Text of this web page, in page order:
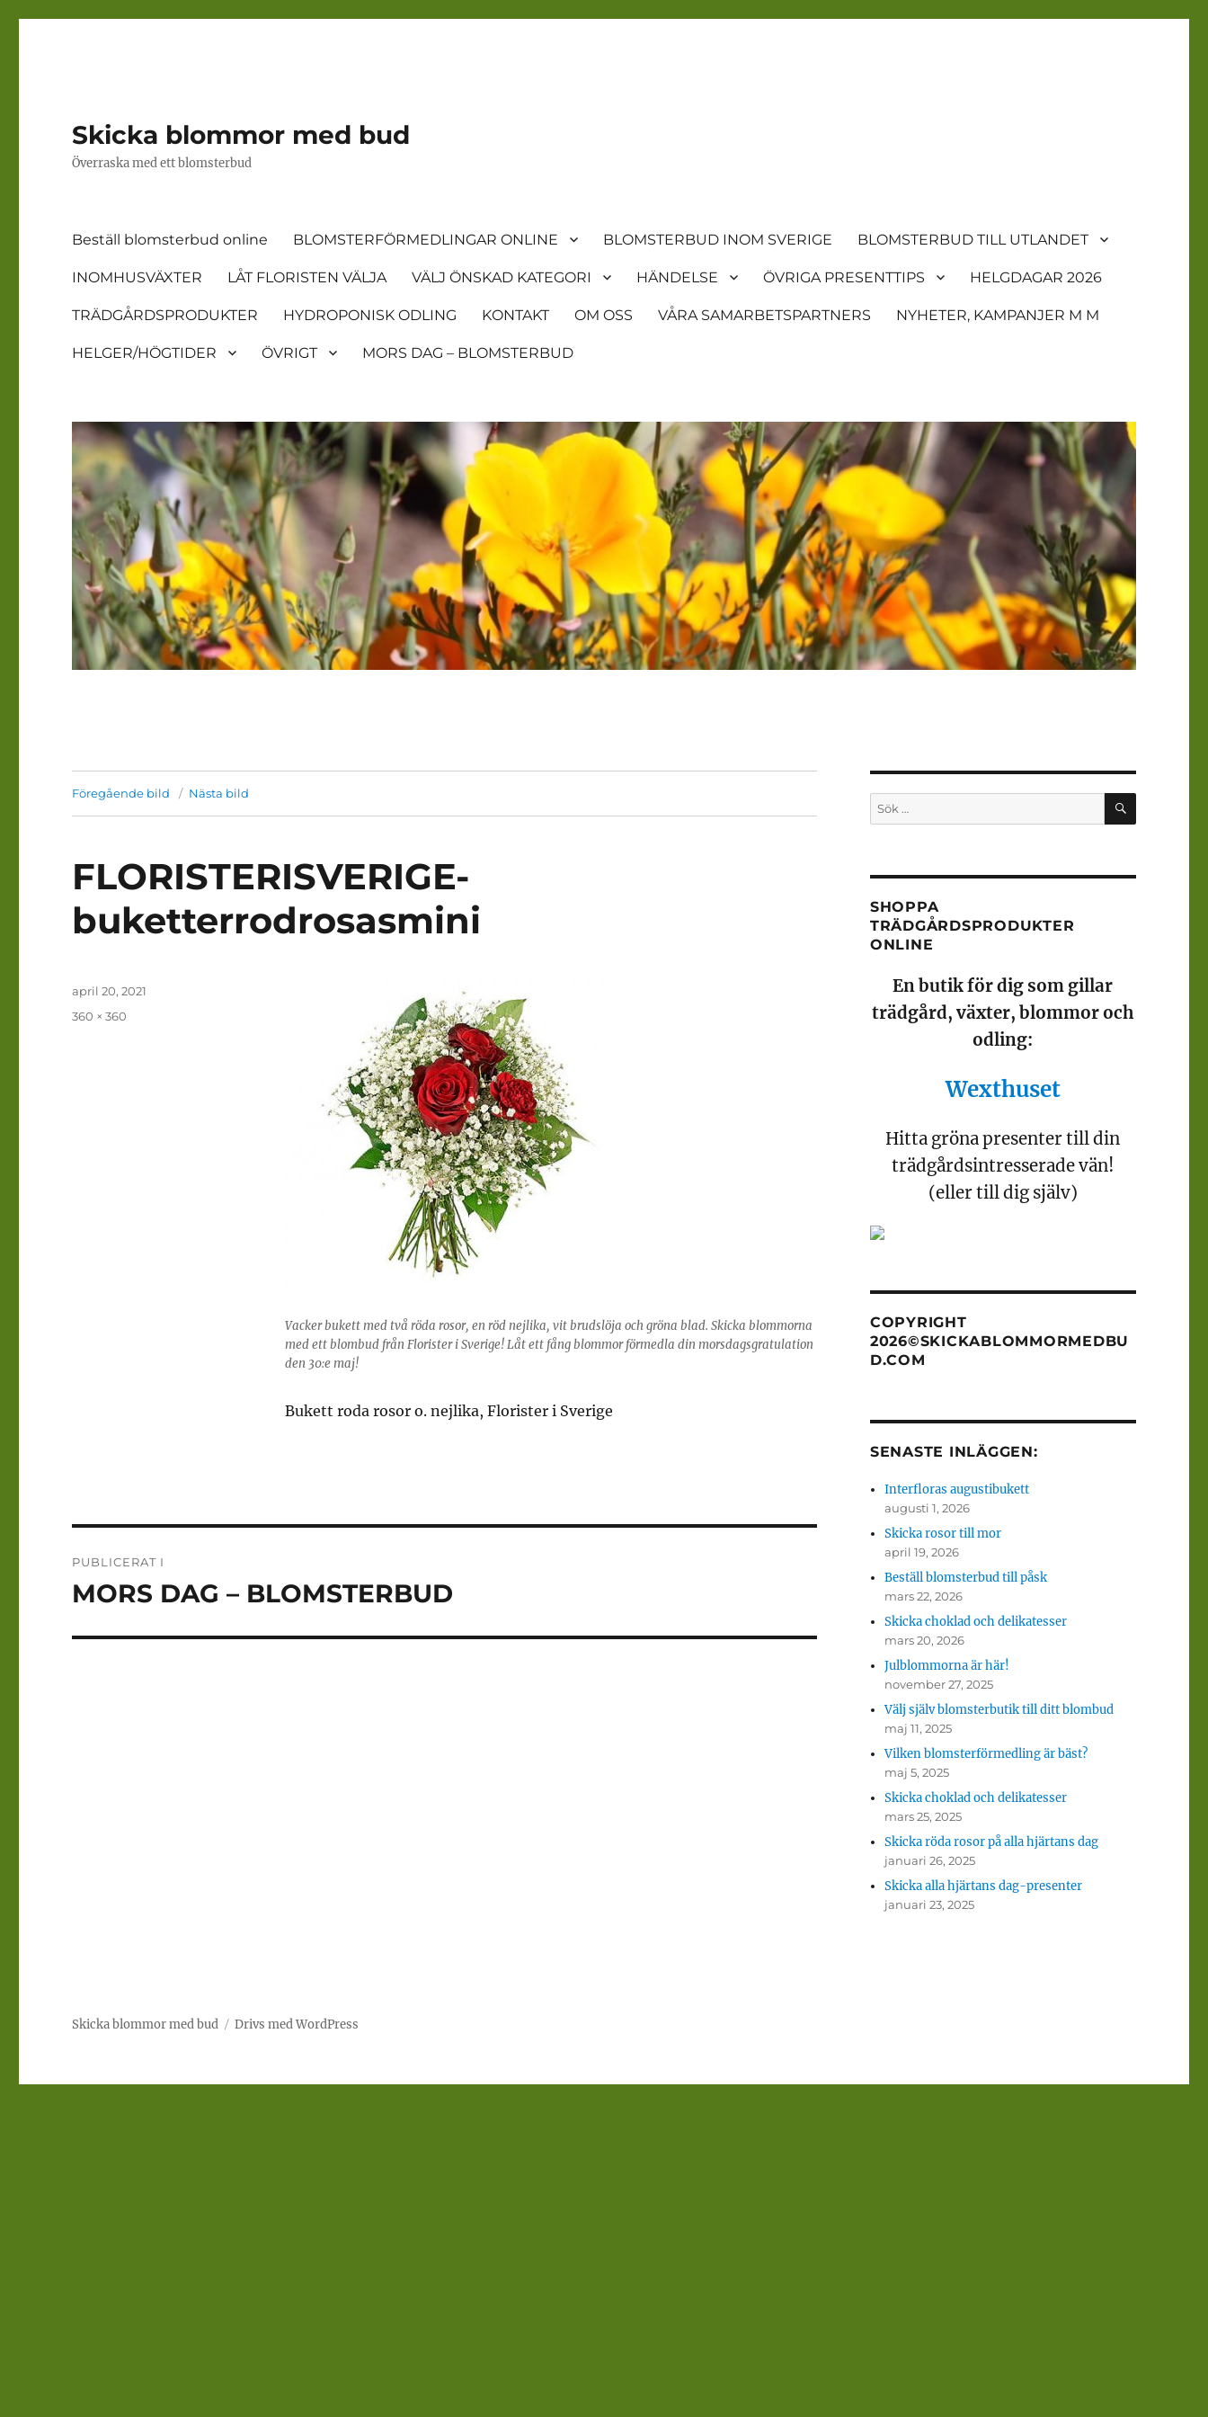
Skicka blommor med bud
Överraska med ett blomsterbud
Beställ blomsterbud online BLOMSTERFÖRMEDLINGAR ONLINE BLOMSTERBUD INOM SVERIGE BLOMSTERBUD TILL UTLANDET
INOMHUSVÄXTER LÅT FLORISTEN VÄLJA VÄLJ ÖNSKAD KATEGORI HÄNDELSE ÖVRIGA PRESENTTIPS HELGDAGAR 2026
TRÄDGÅRDSPRODUKTER HYDROPONISK ODLING KONTAKT OM OSS VÅRA SAMARBETSPARTNERS NYHETER, KAMPANJER M M
HELGER/HÖGTIDER ÖVRIGT MORS DAG – BLOMSTERBUD
Föregående bild Nästa bild
FLORISTERISVERIGE-
buketterrodrosasmini
Vacker bukett med två röda rosor, en röd nejlika, vit brudslöja och gröna blad. Skicka blommorna
med ett blombud från Florister i Sverige! Låt ett fång blommor förmedla din morsdagsgratulation
den 30:e maj!
Bukett roda rosor o. nejlika, Florister i Sverige
Publicerat
den
april 20, 2021
Full
360 × 360
PUBLICERAT I
MORS DAG – BLOMSTERBUD
Sök
efter:
SÖK
SHOPPA
TRÄDGÅRDSPRODUKTER
ONLINE
En butik för dig som gillar
trädgård, växter, blommor och
odling:
Wexthuset
Hitta gröna presenter till din
trädgårdsintresserade vän!
(eller till dig själv)
COPYRIGHT
2026©SKICKABLOMMORMEDBU
D.COM
SENASTE INLÄGGEN:
Interfloras augustibukett
augusti 1, 2026
Skicka rosor till mor
april 19, 2026
Beställ blomsterbud till påsk
mars 22, 2026
Skicka choklad och delikatesser
mars 20, 2026
Julblommorna är här!
november 27, 2025
Välj själv blomsterbutik till ditt blombud
maj 11, 2025
Vilken blomsterförmedling är bäst?
maj 5, 2025
Skicka choklad och delikatesser
mars 25, 2025
Skicka röda rosor på alla hjärtans dag
januari 26, 2025
Skicka alla hjärtans dag-presenter
januari 23, 2025
Skicka blommor med bud Drivs med WordPress